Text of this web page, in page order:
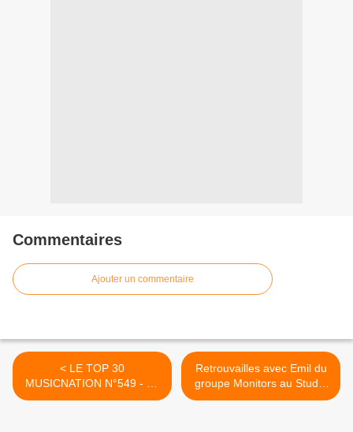
Commentaires
Ajouter un commentaire
< LE TOP 30
MUSICNATION N°549 - 21
DÉCEMBRE 2025
Retrouvailles avec Emil du
groupe Monitors au Studio
Luna Rossa afin d’en